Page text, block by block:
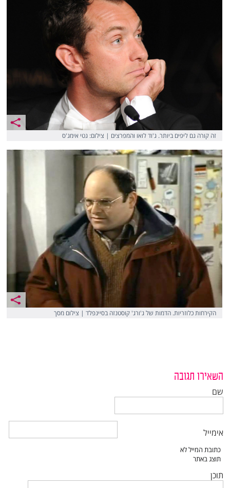
זה קורה גם ליפים ביותר. ג'וד לואו והמפרצים | צילום: גטי אימג'ס
הקירחות כלוזריות. הדמות של ג'ורג' קוסטנזה בסיינפלד | צילום מסך
השאירו תגובה
שם
אימייל
תוכן